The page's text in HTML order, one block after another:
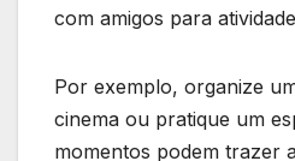
com amigos para
Por exemplo, organize
cinema ou pratique um
momentos podem trazer